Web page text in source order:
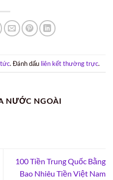
. Đánh dấu liên kết thường trực.
NƯỚC NGOÀI
100 Tiền Trung Quốc Bằng
Bao Nhiêu Tiền Việt Nam